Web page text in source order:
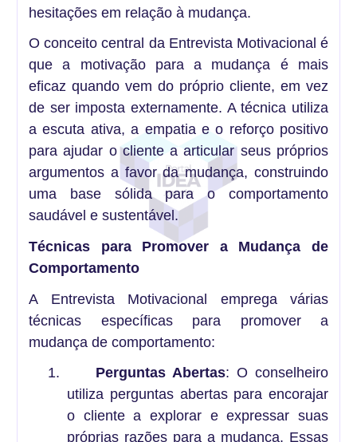
hesitações em relação à mudança.
O conceito central da Entrevista Motivacional é
que a motivação para a mudança é mais
eficaz quando vem do próprio cliente, em vez
de ser imposta externamente. A técnica utiliza
a escuta ativa, a empatia e o reforço positivo
para ajudar o cliente a articular seus próprios
argumentos a favor da mudança, construindo
uma base sólida para o comportamento
saudável e sustentável.
Técnicas para Promover a Mudança de
Comportamento
A Entrevista Motivacional emprega várias
técnicas específicas para promover a
mudança de comportamento:
1.
Perguntas Abertas: O conselheiro
utiliza perguntas abertas para encorajar
o cliente a explorar e expressar suas
próprias razões para a mudança. Essas